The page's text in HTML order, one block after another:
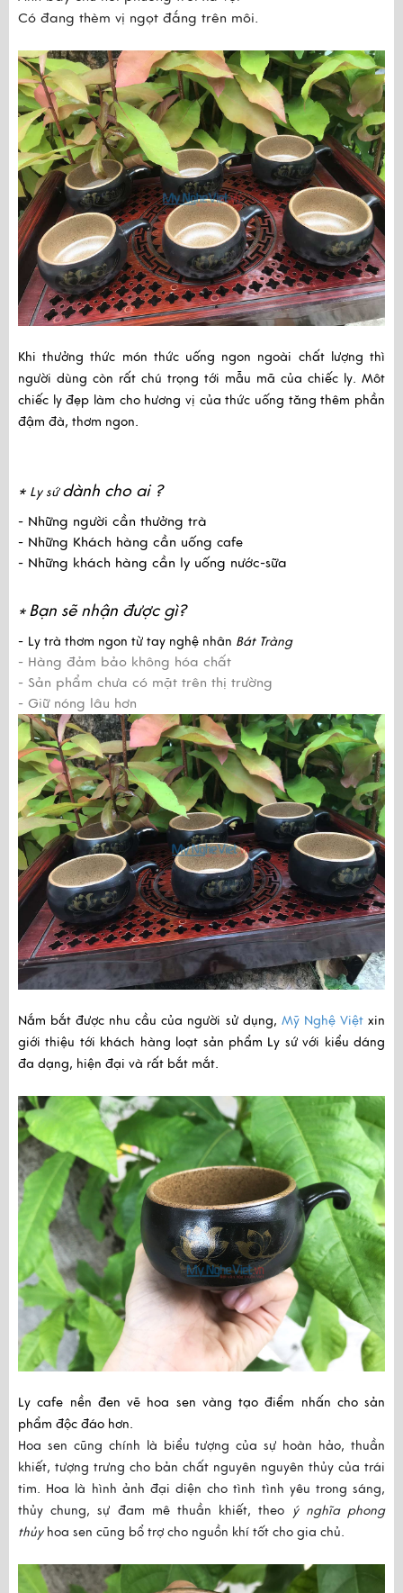
Có đang thèm vị ngọt đắng trên môi.
Khi thưởng thức món thức uống ngon ngoài chất lượng thì
người dùng còn rất chú trọng tới mẫu mã của chiếc ly. Môt
chiếc ly đẹp làm cho hương vị của thức uống tăng thêm phần
đậm đà, thơm ngon.
* Ly sứdành cho ai ?
- Những người cần thưởng trà
- Những Khách hàng cần uống cafe
- Những khách hàng cần ly uống nước-sữa
* Bạn sẽ nhận được gì?
- Ly trà thơm ngon từ tay nghệ nhân Bát Tràng
- Hàng đảm bảo không hóa chất
- Sản phẩm chưa có mặt trên thị trường
- Giữ nóng lâu hơn
Nắm bắt được nhu cầu của người sử dụng, Mỹ Nghệ Việtxin
giới thiệu tới khách hàng loạt sản phẩm Ly sứ với kiểu dáng
đa dạng, hiện đại và rất bắt mắt.
Ly cafe nền đen vẽ hoa sen vàng tạo điểm nhấn cho sản
phẩm độc đáo hơn.
Hoa sen cũng chính là biểu tượng của sự hoàn hảo, thuần
khiết, tượng trưng cho bản chất nguyên nguyên thủy của trái
tim. Hoa là hình ảnh đại diện cho tình tình yêu trong sáng,
thủy chung, sự đam mê thuần khiết, theo
ý nghĩa phong
thủy hoa sen cũng bổ trợ cho nguồn khí tốt cho gia chủ.